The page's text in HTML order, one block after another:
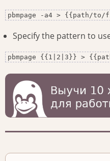
pbmpage -a4 > {{path/to/
Specify the pattern to
pbmpage {{1|2|3}} >